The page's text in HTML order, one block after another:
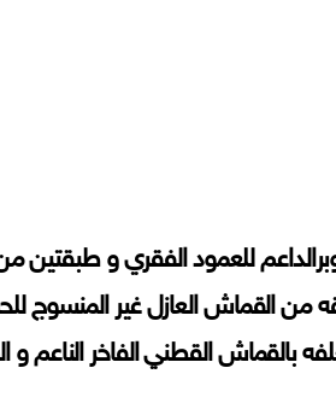
للعمود الفقري و طبقتين
من القماش العازل غير المنسوج
بالقماش القطني الفاخر الناعم و